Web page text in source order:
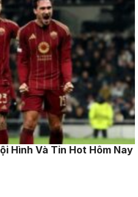
Hình Và Tin Hot Hôm Nay